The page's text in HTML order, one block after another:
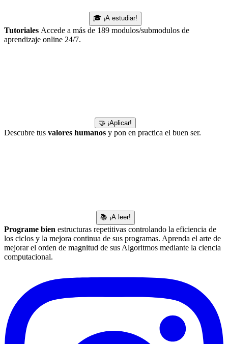
🎓 ¡A estudiar!
Tutoriales Accede a más de 189 modulos/submodulos de
aprendizaje online 24/7.
🤝 ¡Aplicar!
Descubre tus valores humanos y pon en practica el buen ser.
📚 ¡A leer!
Programe bien estructuras repetitivas controlando la eficiencia de
los ciclos y la mejora continua de sus programas. Aprenda el arte de
mejorar el orden de magnitud de sus Algoritmos mediante la ciencia
computacional.